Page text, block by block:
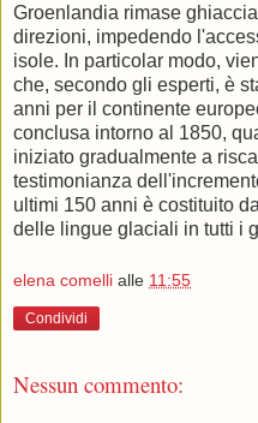
Groenlandia rimase
direzioni, impedendo
isole. In particolar modo,
che, secondo gli esperti, è
anni per il continente
conclusa intorno al 1850,
iniziato gradualmente a
testimonianza
ultimi 150 anni è costituito
delle lingue glaciali in tutti i
elena comelli alle 11:55
Condividi
Nessun commento: